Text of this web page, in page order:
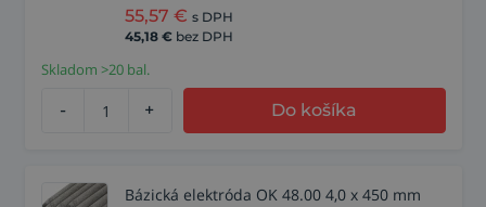
55,57 € s DPH
45,18 € bez DPH
Skladom >20 bal.
- + Do košíka
Bázická elektróda OK 48.00 4,0 x 450 mm